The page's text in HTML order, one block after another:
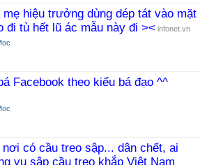
hiệu trưởng dùng dép tát vào mặt
đi tù hết lũ ác mẫu này đi >< infonet.vn
Facebook theo kiểu bá đạo ^^
có cầu treo sập... dân chết, ai
vụ sập cầu treo khắp Việt Nam